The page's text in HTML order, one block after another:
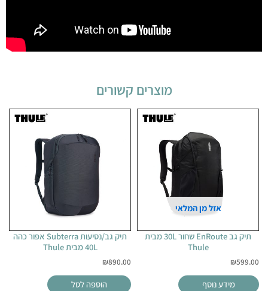
מוצרים קשורים
אזל מן המלאי
תיק גב EnRoute שחור 30L מבית
Thule
₪599.00
מידע נוסף
תיק גב/נסיעות Subterra אפור כהה
40L מבית Thule
₪890.00
הוספה לסל